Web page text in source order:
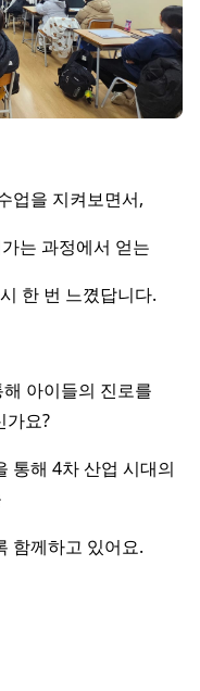
업을 지켜보면서,
는 과정에서 얻는
한 번 느꼈답니다.
아이들의 진로를
가요?
통해 4차 산업 시대의
함께하고 있어요.